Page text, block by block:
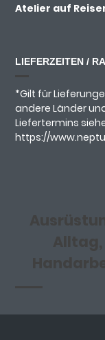
Atelier auf
LIEFERZEITEN /
*Gilt für
andere Länder
Liefertermins
https://
Alltag,